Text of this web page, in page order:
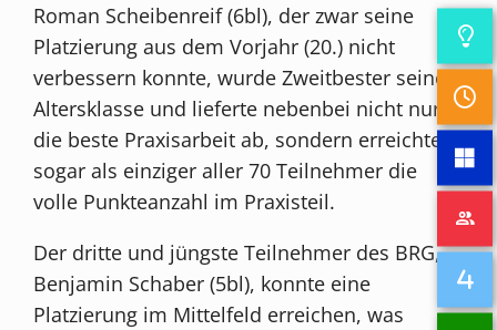
Roman Scheibenreif (6bl), der zwar seine
Platzierung aus dem Vorjahr (20.) nicht
verbessern konnte, wurde Zweitbester seiner
Altersklasse und lieferte nebenbei nicht nur
die beste Praxisarbeit ab, sondern erreichte
sogar als einziger aller 70 Teilnehmer die
volle Punkteanzahl im Praxisteil.
Der dritte und jüngste Teilnehmer des BRG,
Benjamin Schaber (5bl), konnte eine
Platzierung im Mittelfeld erreichen, was